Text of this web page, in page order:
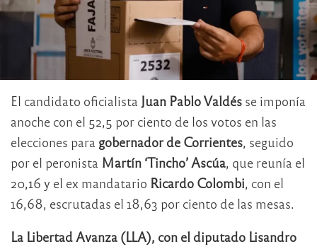
El candidato oficialista Juan Pablo Valdés se imponía
anoche con el 52,5 por ciento de los votos en las
elecciones para gobernador de Corrientes, seguido
por el peronista Martín ‘Tincho’ Ascúa, que reunía el
20,16 y el ex mandatario Ricardo Colombi, con el
16,68, escrutadas el 18,63 por ciento de las mesas.
La Libertad Avanza (LLA), con el diputado Lisandro